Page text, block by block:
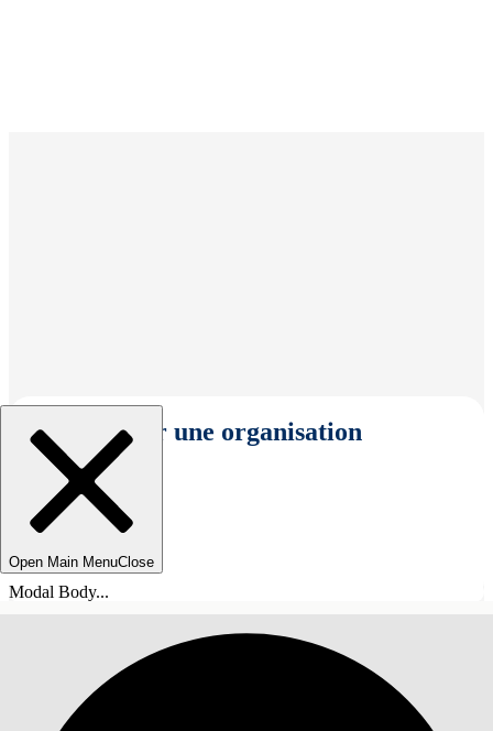
Sélectionner une organisation
Open Main MenuClose
Modal Body...